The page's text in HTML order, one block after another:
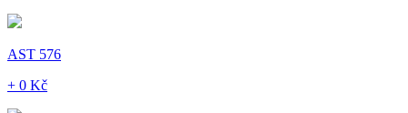
AST 576
+ 0 Kč